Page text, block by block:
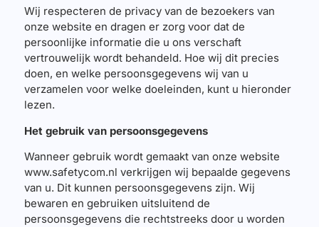
Wij respecteren de privacy van de bezoekers van
onze website en dragen er zorg voor dat de
persoonlijke informatie die u ons verschaft
vertrouwelijk wordt behandeld. Hoe wij dit precies
doen, en welke persoonsgegevens wij van u
verzamelen voor welke doeleinden, kunt u hieronder
lezen.
Het gebruik van persoonsgegevens
Wanneer gebruik wordt gemaakt van onze website
www.safetycom.nl verkrijgen wij bepaalde gegevens
van u. Dit kunnen persoonsgegevens zijn. Wij
bewaren en gebruiken uitsluitend de
persoonsgegevens die rechtstreeks door u worden